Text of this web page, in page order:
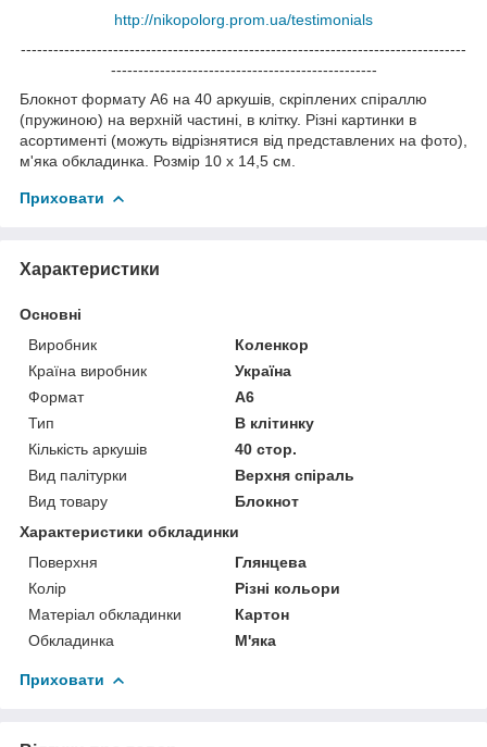
http://nikopolorg.prom.ua/testimonials
----------------------------------------------------------------------------------
-------------------------------------------------
Блокнот формату А6 на 40 аркушів, скріплених спіраллю
(пружиною) на верхній частині, в клітку. Різні картинки в
асортименті (можуть відрізнятися від представлених на фото),
м'яка обкладинка. Розмір 10 х 14,5 см.
Приховати
Характеристики
Основні
Виробник
Коленкор
Країна виробник
Україна
Формат
A6
Тип
В клітинку
Кількість аркушів
40 стор.
Вид палітурки
Верхня спіраль
Вид товару
Блокнот
Характеристики обкладинки
Поверхня
Глянцева
Колір
Різні кольори
Матеріал обкладинки
Картон
Обкладинка
М'яка
Приховати